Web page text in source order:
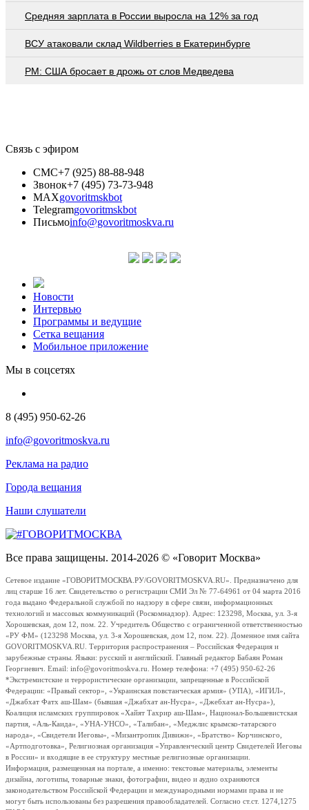
Средняя зарплата в России выросла на 12% за год
ВСУ атаковали склад Wildberries в Екатеринбурге
PM: США бросает в дрожь от слов Медведева
Связь с эфиром
СМС+7 (925) 88-88-948
Звонок+7 (495) 73-73-948
MAXgovoritmskbot
Telegramgovoritmskbot
Письмоinfo@govoritmoskva.ru
Новости
Интервью
Программы и ведущие
Сетка вещания
Мобильное приложение
Мы в соцсетях
8 (495) 950-62-26
info@govoritmoskva.ru
Реклама на радио
Города вещания
Наши слушатели
Все права защищены. 2014-2026 © «Говорит Москва»
Сетевое издание «ГОВОРИТМОСКВА.РУ/GOVORITMOSKVA.RU». Предназначено для
лиц старше 16 лет. Свидетельство о регистрации СМИ Эл № 77-64961 от 04 марта 2016
года выдано Федеральной службой по надзору в сфере связи, информационных
технологий и массовых коммуникаций (Роскомнадзор). Адрес: 123298, Москва, ул. 3-я
Хорошевская, дом 12, пом. 22. Учредитель Общество с ограниченной ответственностью
«РУ ФМ» (123298 Москва, ул. 3-я Хорошевская, дом 12, пом. 22). Доменное имя сайта
GOVORITMOSKVA.RU. Территория распространения – Российская Федерация и
зарубежные страны. Языки: русский и английский. Главный редактор Бабаян Роман
Георгиевич. Email: info@govoritmoskva.ru. Номер телефона: +7 (495) 950-62-26
*Экстремистские и террористические организации, запрещенные в Российской
Федерации: «Правый сектор», «Украинская повстанческая армия» (УПА), «ИГИЛ»,
«Джабхат Фатх аш-Шам» (бывшая «Джабхат ан-Нусра», «Джебхат ан-Нусра»),
Коалиция исламских группировок «Хайят Тахрир аш-Шам», Национал-Большевистская
партия, «Аль-Каида», «УНА-УНСО», «Талибан», «Меджлис крымско-татарского
народа», «Свидетели Иеговы», «Мизантропик Дивижн», «Братство» Корчинского,
«Артподготовка», Религиозная организация «Управленческий центр Свидетелей Иеговы
в России» и входящие в ее структуру местные религиозные организации.
Информация, размещенная на портале, а именно: текстовые материалы, элементы
дизайна, логотипы, товарные знаки, фотографии, видео и аудио охраняются
законодательством Российской Федерации и международными нормами права и не
могут быть использованы без разрешения правообладателей. Согласно ст.ст. 1274,1275